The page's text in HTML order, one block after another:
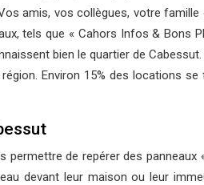
amis, vos collègues, votre
tels que « Cahors Infos &
bien le quartier de
Environ 15% des locations
de repérer des
devant leur maison ou leur